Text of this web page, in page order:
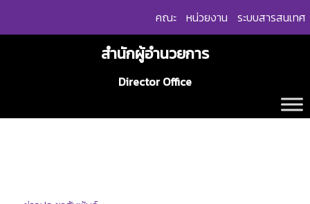
คณะ หน่วยงาน ระบบสารสนเทศ
สำนักผู้อำนวยการ
Director Office